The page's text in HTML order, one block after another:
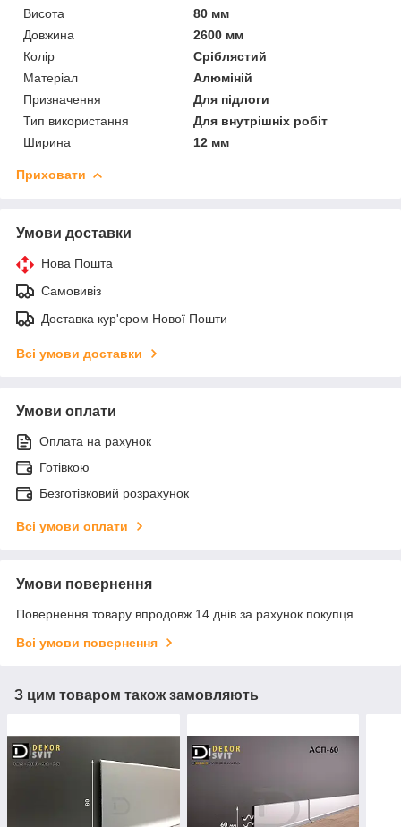
Висота
80 мм
Довжина
2600 мм
Колір
Сріблястий
Матеріал
Алюміній
Призначення
Для підлоги
Тип використання
Для внутрішніх робіт
Ширина
12 мм
Приховати
Умови доставки
Нова Пошта
Самовивіз
Доставка кур'єром Нової Пошти
Всі умови доставки
Умови оплати
Оплата на рахунок
Готівкою
Безготівковий розрахунок
Всі умови оплати
Умови повернення
Повернення товару впродовж 14 днів за рахунок покупця
Всі умови повернення
З цим товаром також замовляють